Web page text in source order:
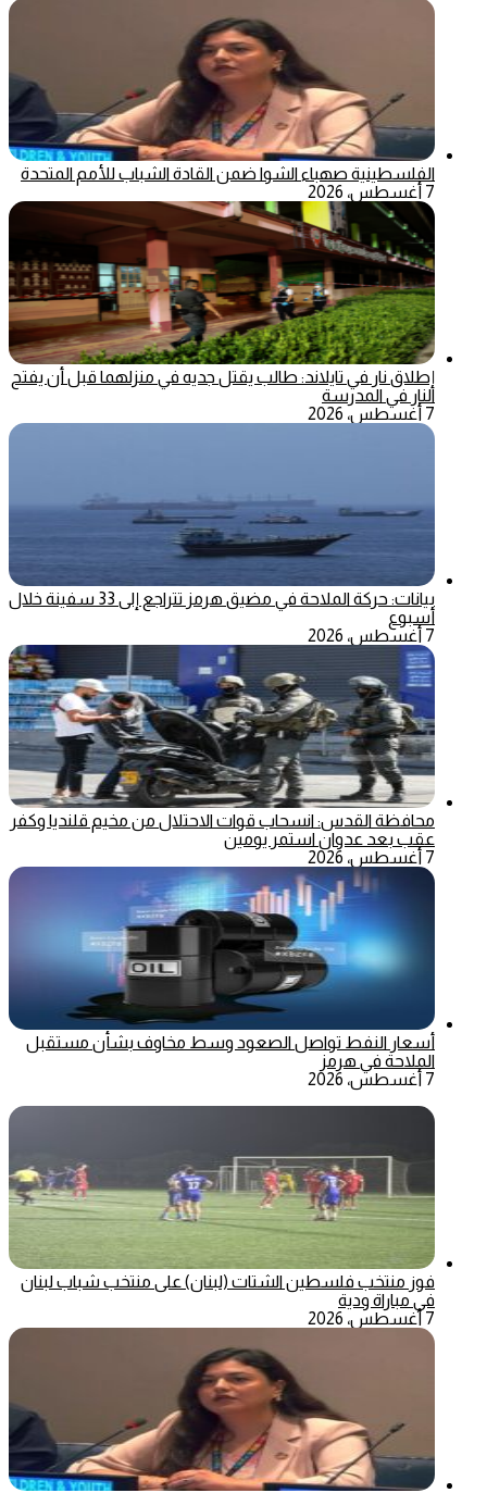
الفلسطينية صهباء الشوا ضمن القادة الشباب للأمم المتحدة
7 أغسطس، 2026
إطلاق نار في تايلاند: طالب يقتل جديه في منزلهما قبل أن يفتح
النار في المدرسة
7 أغسطس، 2026
بيانات: حركة الملاحة في مضيق هرمز تتراجع إلى 33 سفينة خلال
أسبوع
7 أغسطس، 2026
محافظة القدس: انسحاب قوات الاحتلال من مخيم قلنديا وكفر
عقب بعد عدوان استمر يومين
7 أغسطس، 2026
أسعار النفط تواصل الصعود وسط مخاوف بشأن مستقبل
الملاحة في هرمز
7 أغسطس، 2026
فوز منتخب فلسطين الشتات (لبنان) على منتخب شباب لبنان
في مباراة ودية
7 أغسطس، 2026